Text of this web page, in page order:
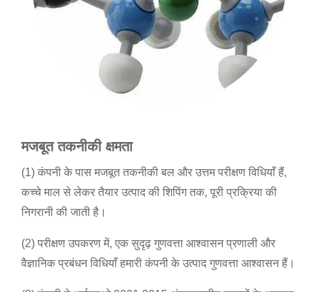
मजबूत तकनीकी क्षमता
(1) कंपनी के पास मजबूत तकनीकी बल और उत्तम परीक्षण विधियाँ हैं,
कच्चे माल से लेकर तैयार उत्पाद की शिपिंग तक, पूरी प्रक्रिया की
निगरानी की जाती है।
(2) परीक्षण उपकरण में, एक सुदृढ़ गुणवत्ता आश्वासन प्रणाली और
वैज्ञानिक प्रबंधन विधियाँ हमारी कंपनी के उत्पाद गुणवत्ता आश्वासन हैं।